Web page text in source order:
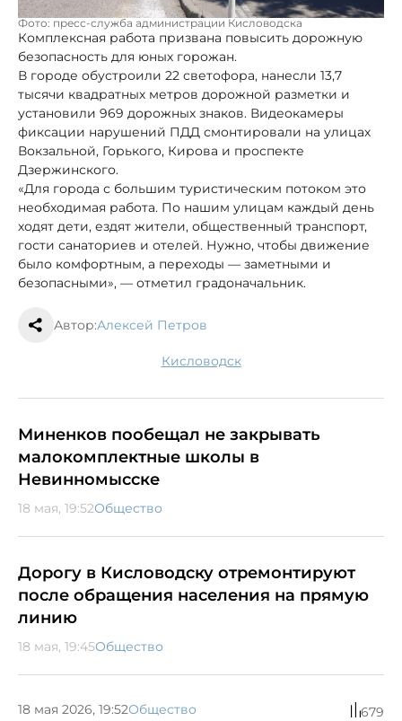
Фото: пресс-служба администрации Кисловодска
Комплексная работа призвана повысить дорожную
безопасность для юных горожан.
В городе обустроили 22 светофора, нанесли 13,7
тысячи квадратных метров дорожной разметки и
установили 969 дорожных знаков. Видеокамеры
фиксации нарушений ПДД смонтировали на улицах
Вокзальной, Горького, Кирова и проспекте
Дзержинского.
«Для города с большим туристическим потоком это
необходимая работа. По нашим улицам каждый день
ходят дети, ездят жители, общественный транспорт,
гости санаториев и отелей. Нужно, чтобы движение
было комфортным, а переходы — заметными и
безопасными», — отметил градоначальник.
Автор:Алексей Петров
Кисловодск
Миненков пообещал не закрывать
малокомплектные школы в
Невинномысске
18 мая, 19:52Общество
Дорогу в Кисловодску отремонтируют
после обращения населения на прямую
линию
18 мая, 19:45Общество
18 мая 2026, 19:52Общество 679